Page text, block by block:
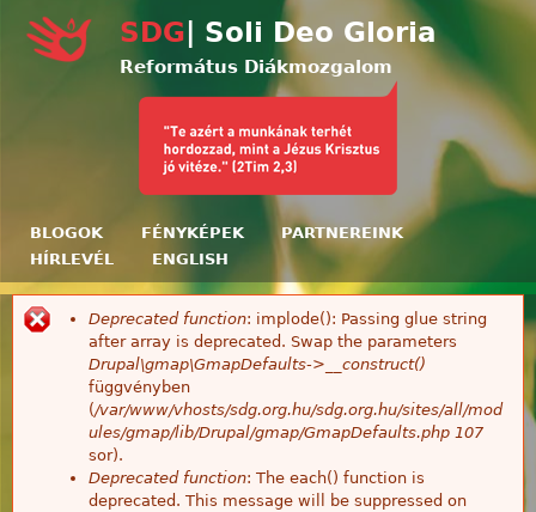
SDG | Soli Deo Gloria
Református Diákmozgalom
BLOGOK FÉNYKÉPEK
PARTNEREINK
HÍRLEVÉL
ENGLISH
Hibaüzenet
Deprecated function: implode(): Passing glue string
after array is deprecated. Swap the parameters
Drupal\gmap\GmapDefaults->__construct()
függvényben
(/var/www/vhosts/sdg.org.hu/sdg.org.hu/sites/all/mod
ules/gmap/lib/Drupal/gmap/GmapDefaults.php 107
sor).
Deprecated function: The each() function is
deprecated. This message will be suppressed on